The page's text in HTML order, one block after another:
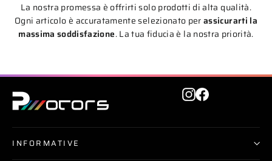
La nostra promessa è offrirti solo prodotti di alta qualità.
Ogni articolo è accuratamente selezionato perassicurarti la
massima soddisfazione. La tua fiducia è la nostra priorità.
Instagram
Facebook
INFORMATIVE